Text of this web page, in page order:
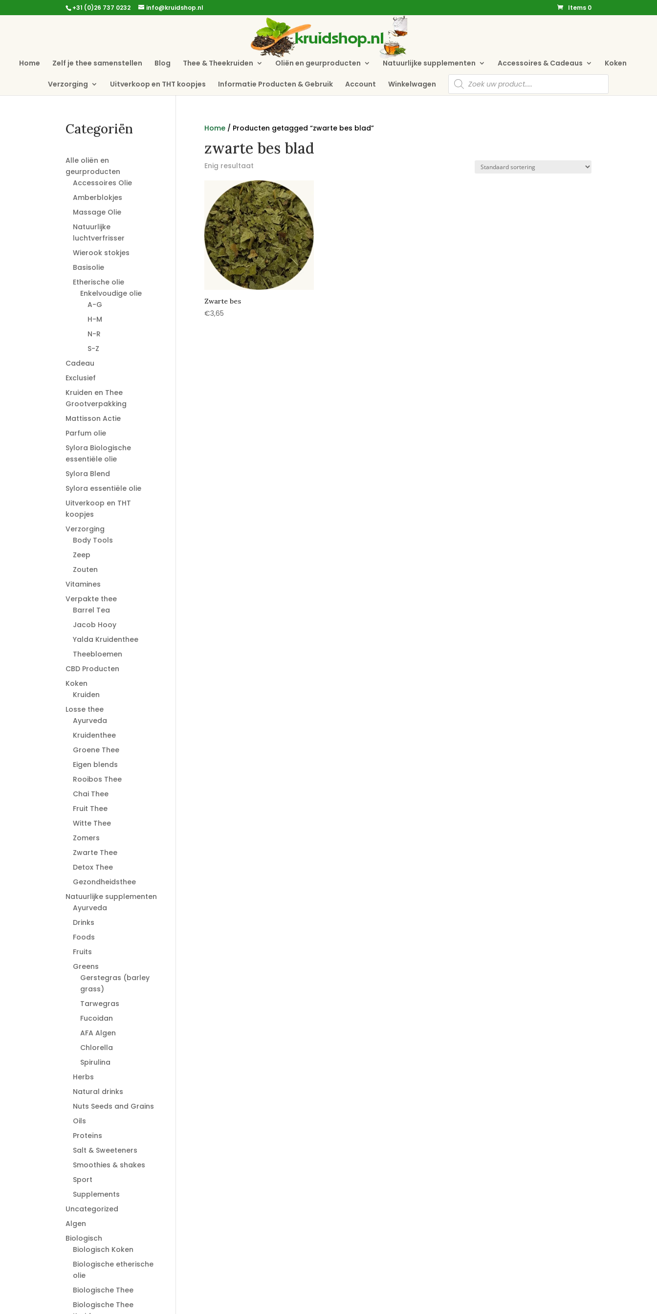
+31 (0)26 737 0232 info@kruidshop.nl Items 0
Home Zelf je thee samenstellen Blog Thee & Theekruiden Oliën en geurproducten Natuurlijke supplementen Accessoires & Cadeaus Koken
Verzorging Uitverkoop en THT koopjes Informatie Producten & Gebruik Account Winkelwagen
Producten
zoeken
Home/ Producten getagged “zwarte bes blad”
zwarte bes blad
Enig resultaat
Zwarte bes
€3,65
Categoriën
Alle oliën en
geurproducten
Accessoires Olie
Amberblokjes
Massage Olie
Natuurlijke
luchtverfrisser
Wierook stokjes
Basisolie
Etherische olie
Enkelvoudige olie
A-G
H-M
N-R
S-Z
Cadeau
Exclusief
Kruiden en Thee
Grootverpakking
Mattisson Actie
Parfum olie
Sylora Biologische
essentiële olie
Sylora Blend
Sylora essentiële olie
Uitverkoop en THT
koopjes
Verzorging
Body Tools
Zeep
Zouten
Vitamines
Verpakte thee
Barrel Tea
Jacob Hooy
Yalda Kruidenthee
Theebloemen
CBD Producten
Koken
Kruiden
Losse thee
Ayurveda
Kruidenthee
Groene Thee
Eigen blends
Rooibos Thee
Chai Thee
Fruit Thee
Witte Thee
Zomers
Zwarte Thee
Detox Thee
Gezondheidsthee
Natuurlijke supplementen
Ayurveda
Drinks
Foods
Fruits
Greens
Gerstegras (barley
grass)
Tarwegras
Fucoidan
AFA Algen
Chlorella
Spirulina
Herbs
Natural drinks
Nuts Seeds and Grains
Oils
Proteïns
Salt & Sweeteners
Smoothies & shakes
Sport
Supplements
Uncategorized
Algen
Biologisch
Biologisch Koken
Biologische etherische
olie
Biologische Thee
Biologische Thee